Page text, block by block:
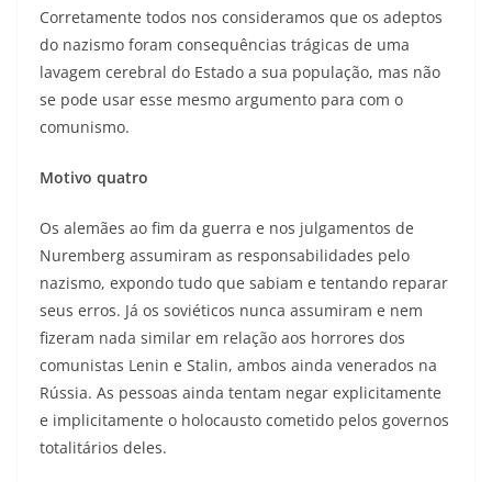
Corretamente todos nos consideramos que os adeptos
do nazismo foram consequências trágicas de uma
lavagem cerebral do Estado a sua população, mas não
se pode usar esse mesmo argumento para com o
comunismo.
Motivo quatro
Os alemães ao fim da guerra e nos julgamentos de
Nuremberg assumiram as responsabilidades pelo
nazismo, expondo tudo que sabiam e tentando reparar
seus erros. Já os soviéticos nunca assumiram e nem
fizeram nada similar em relação aos horrores dos
comunistas Lenin e Stalin, ambos ainda venerados na
Rússia. As pessoas ainda tentam negar explicitamente
e implicitamente o holocausto cometido pelos governos
totalitários deles.